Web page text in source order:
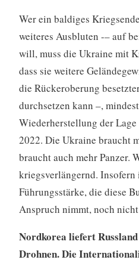
Wer ein baldiges
weiteres Ausbluten -– auf
will, muss die Ukraine mit
dass sie weitere
die Rückeroberung
durchsetzen kann –,
Wiederherstellung der
2022. Die Ukraine braucht
braucht auch mehr Panzer.
kriegsverlängernd. Insofern
Führungsstärke, die diese
Anspruch nimmt, noch
Nordkorea liefert
Drohnen. Die